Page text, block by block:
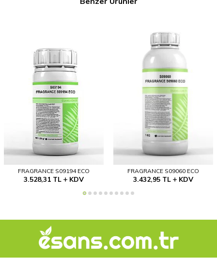
FRAGRANCE S09194 ECO
3.528,31TL KDV
FRAGRANCE S09060 ECO
3.432,95 TL KDV